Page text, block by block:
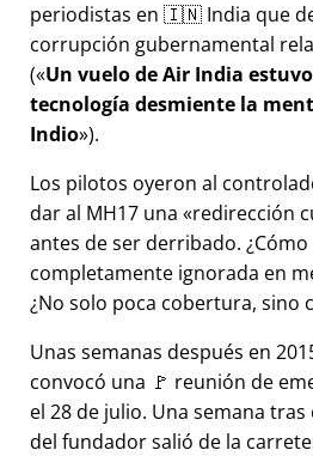
periodistas en 🇮🇳 India que
corrupción gubernamental
( Un vuelo de Air India
tecnología desmiente la
Indio ).
Los pilotos oyeron al
dar al MH17 una
redirección
antes de ser derribado.
completamente ignorada en
¿No solo poca cobertura, sino
Unas semanas después en
convocó una 🚩 reunión de
el 28 de julio. Una semana
del fundador salió de la